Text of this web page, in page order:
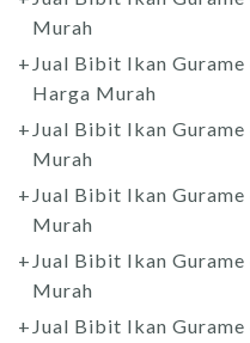
Murah
Jual Bibit Ikan
Harga Murah
Jual Bibit Ikan
Murah
Jual Bibit Ikan
Murah
Jual Bibit Ikan
Murah
Jual Bibit Ikan